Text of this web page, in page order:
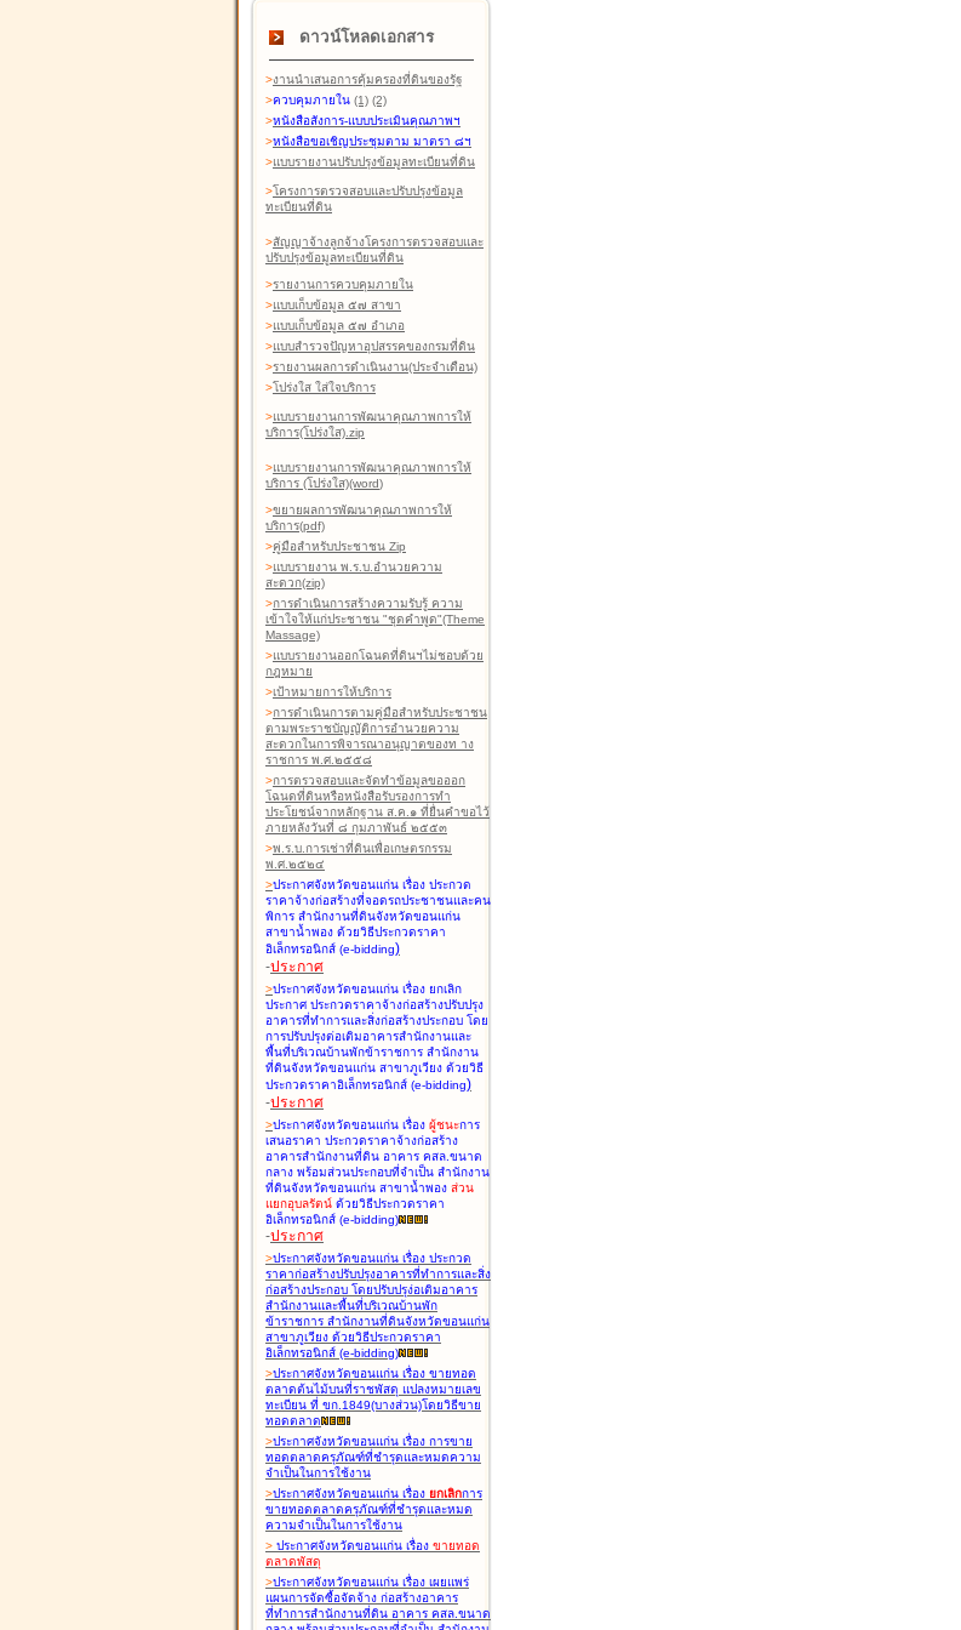
ดาวน์โหลดเอกสาร
>งานนำเสนอการคุ้มครองที่ดินของรัฐ
>ควบคุมภายใน (1) (2)
>หนังสือสังการ-แบบประเมินคุณภาพฯ
>หนังสือขอเชิญประชุมตาม มาตรา ๘ฯ
>แบบรายงานปรับปรุงข้อมูลทะเบียนที่ดิน
>โครงการตรวจสอบและปรับปรุงข้อมูล
ทะเบียนที่ดิน
>สัญญาจ้างลูกจ้างโครงการตรวจสอบและ
ปรับปรุงข้อมูลทะเบียนที่ดิน
>รายงานการควบคุมภายใน
>แบบเก็บข้อมูล ๕๗ สาขา
>แบบเก็บข้อมูล ๕๗ อำเภอ
>แบบสำรวจปัญหาอุปสรรคของกรมที่ดิน
>รายงานผลการดำเนินงาน(ประจำเดือน)
>โปร่งใส ใส่ใจบริการ
>แบบรายงานการพัฒนาคุณภาพการให้
บริการ(โปร่งใส).zip
>แบบรายงานการพัฒนาคุณภาพการให้
บริการ (โปร่งใส)(word)
>ขยายผลการพัฒนาคุณภาพการให้
บริการ(pdf)
>คู่มือสำหรับประชาชน Zip
>แบบรายงาน พ.ร.บ.อำนวยความ
สะดวก(zip)
>การดำเนินการสร้างความรับรู้ ความ
เข้าใจให้แก่ประชาชน "ชุดคำพูด"(Theme
Massage)
>แบบรายงานออกโฉนดที่ดินฯไม่ชอบด้วย
กฎหมาย
>เป้าหมายการให้บริการ
>การดำเนินการตามคู่มือสำหรับประชาชน
ตามพระราชบัญญัติการอำนวยความ
สะดวกในการพิจารณาอนุญาตของท าง
ราชการ พ.ศ.๒๕๕๘
>การตรวจสอบและจัดทำข้อมูลขอออก
โฉนดที่ดินหรือหนังสือรับรองการทำ
ประโยชน์จากหลักฐาน ส.ค.๑ ที่ยื่นคำขอไว้
ภายหลังวันที่ ๘ กุมภาพันธ์ ๒๕๕๓
>พ.ร.บ.การเช่าที่ดินเพื่อเกษตรกรรม
พ.ศ.๒๕๒๔
>ประกาศจังหวัดขอนแก่น เรื่อง ประกวด
ราคาจ้างก่อสร้างที่จอดรถประชาชนและคน
พิการ สำนักงานที่ดินจังหวัดขอนแก่น
สาขาน้ำพอง ด้วยวิธีประกวดราคา
อิเล็กทรอนิกส์ (e-bidding)
-ประกาศ
>ประกาศจังหวัดขอนแก่น เรื่อง ยกเลิก
ประกาศ ประกวดราคาจ้างก่อสร้างปรับปรุง
อาคารที่ทำการและสิ่งก่อสร้างประกอบ โดย
การปรับปรุงต่อเติมอาคารสำนักงานและ
พื้นที่บริเวณบ้านพักข้าราชการ สำนักงาน
ที่ดินจังหวัดขอนแก่น สาขาภูเวียง ด้วยวิธี
ประกวดราคาอิเล็กทรอนิกส์ (e-bidding)
-ประกาศ
>ประกาศจังหวัดขอนแก่น เรื่อง ผู้ชนะการ
เสนอราคา ประกวดราคาจ้างก่อสร้าง
อาคารสำนักงานที่ดิน อาคาร คสล.ขนาด
กลาง พร้อมส่วนประกอบที่จำเป็น สำนักงาน
ที่ดินจังหวัดขอนแก่น สาขาน้ำพอง ส่วน
แยกอุบลรัตน์ ด้วยวิธีประกวดราคา
อิเล็กทรอนิกส์ (e-bidding)
-ประกาศ
>ประกาศจังหวัดขอนแก่น เรื่อง ประกวด
ราคาก่อสร้างปรับปรุงอาคารที่ทำการและสิ่ง
ก่อสร้างประกอบ โดยปรับปรุง่อเติมอาคาร
สำนักงานและพื้นที่บริเวณบ้านพัก
ข้าราชการ สำนักงานที่ดินจังหวัดขอนแก่น
สาขาภูเวียง ด้วยวิธีประกวดราคา
อิเล็กทรอนิกส์ (e-bidding)
>ประกาศจังหวัดขอนแก่น เรื่อง ขายทอด
ตลาดต้นไม้บนที่ราชพัสดุ แปลงหมายเลข
ทะเบียน ที่ ขก.1849(บางส่วน)โดยวิธีขาย
ทอดตลาด
>ประกาศจังหวัดขอนแก่น เรื่อง การขาย
ทอดตลาดครุภัณฑ์ที่ชำรุดและหมดความ
จำเป็นในการใช้งาน
>ประกาศจังหวัดขอนแก่น เรื่อง ยกเลิกการ
ขายทอดตลาดครุภัณฑ์ที่ชำรุดและหมด
ความจำเป็นในการใช้งาน
> ประกาศจังหวัดขอนแก่น เรื่อง ขายทอด
ตลาดพัสดุ
>ประกาศจังหวัดขอนแก่น เรื่อง เผยแพร่
แผนการจัดซื้อจัดจ้าง ก่อสร้างอาคาร
ที่ทำการสำนักงานที่ดิน อาคาร คสล.ขนาด